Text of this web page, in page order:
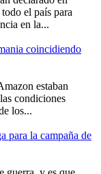
el país para
en la...
coincidiendo
estaban
condiciones
los...
para la campaña de